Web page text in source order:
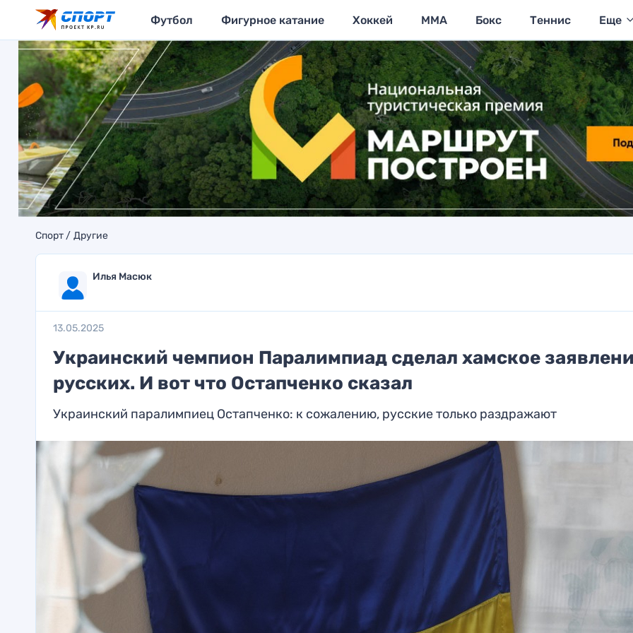
Футбол Фигурное катание Хоккей MMA Бокс Теннис Еще
Спорт Другие
Илья Масюк
13.05.2025
Украинский чемпион Паралимпиад сделал хамское
русских. И вот что Остапченко сказал
Украинский паралимпиец Остапченко: к сожалению, русские только раздражают